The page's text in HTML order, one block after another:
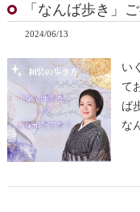
「なんば歩き」
2024/06/13
い
て
ば
な